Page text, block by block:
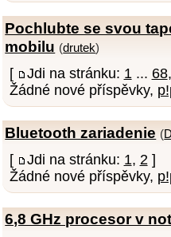
Pochlubte se svou
mobilu (drutek)
[ Jdi na stránku: 1... 68,
Žádné nové příspěvky,
Bluetooth zariadenie (
[ Jdi na stránku: 1, 2]
Žádné nové příspěvky,
6,8 GHz procesor v